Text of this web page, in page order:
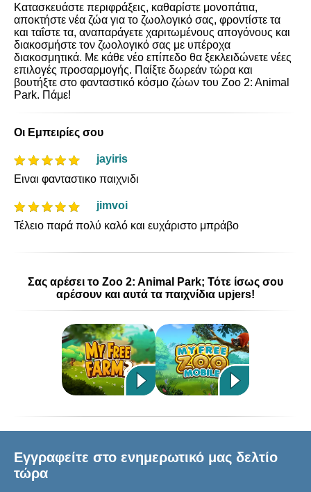
Κατασκευάστε περιφράξεις, καθαρίστε μονοπάτια,
αποκτήστε νέα ζώα για το ζωολογικό σας, φροντίστε τα
και ταΐστε τα, αναπαράγετε χαριτωμένους απογόνους και
διακοσμήστε τον ζωολογικό σας με υπέροχα
διακοσμητικά. Με κάθε νέο επίπεδο θα ξεκλειδώνετε νέες
επιλογές προσαρμογής. Παίξτε δωρεάν τώρα και
βουτήξτε στο φανταστικό κόσμο ζώων του Zoo 2: Animal
Park. Πάμε!
Οι Εμπειρίες σου
jayiris
Ειναι φανταστικο παιχνιδι
jimvoi
Τέλειο παρά πολύ καλό και ευχάριστο μπράβο
Σας αρέσει το Zoo 2: Animal Park; Τότε ίσως σου
αρέσουν και αυτά τα παιχνίδια upjers!
Εγγραφείτε στο ενημερωτικό μας δελτίο
τώρα